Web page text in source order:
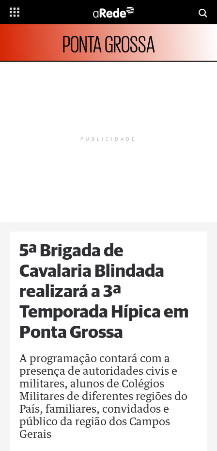
PONTA GROSSA
PUBLICIDADE
5ª Brigada de
Cavalaria Blindada
realizará a 3ª
Temporada Hípica em
Ponta Grossa
A programação contará com a
presença de autoridades civis e
militares, alunos de Colégios
Militares de diferentes regiões do
País, familiares, convidados e
público da região dos Campos
Gerais